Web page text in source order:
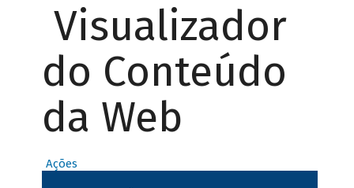
Visualizador
do Conteúdo
da Web
Ações